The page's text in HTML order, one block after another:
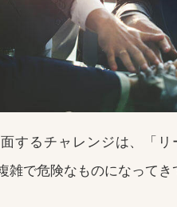
するチャレンジは、「
雑で危険なものになってき